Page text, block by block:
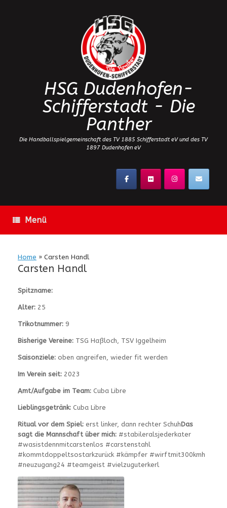
HSG Dudenhofen-
Schifferstadt - Die
Panther
Die Handballspielgemeinschaft des TV 1885 Schifferstadt eV und des TV
1897 Dudenhofen eV
Menü
Home » Carsten Handl
Carsten Handl
Spitzname:
Alter: 25
Trikotnummer: 9
Bisherige Vereine: TSG Haßloch, TSV Iggelheim
Saisonziele: oben angreifen, wieder fit werden
Im Verein seit: 2023
Amt/Aufgabe im Team: Cuba Libre
Lieblingsgetränk: Cuba Libre
Ritual vor dem Spiel: erst linker, dann rechter SchuhDas
sagt die Mannschaft über mich: #stabileralsjederkater
#wasistdennmitcarstenlos #carstenstahl
#kommtdoppeltsostarkzurück #kämpfer #wirftmit300kmh
#neuzugang24 #teamgeist #vielzuguterkerl